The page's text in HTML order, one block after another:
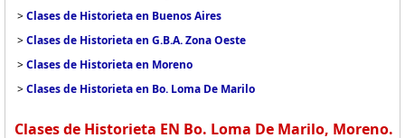
>Clases de Historieta en Buenos Aires
>Clases de Historieta en G.B.A. Zona Oeste
>Clases de Historieta en Moreno
>Clases de Historieta en Bo. Loma De Marilo
Clases de Historieta EN Bo. Loma De Marilo, Moreno.